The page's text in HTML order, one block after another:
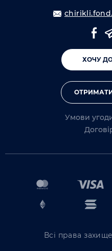
ХОЧУ
Умови
Всі права